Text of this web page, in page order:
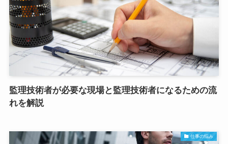
監理技術者が必要な現場と監理技術者になるための流
れを解説
仕事の悩み